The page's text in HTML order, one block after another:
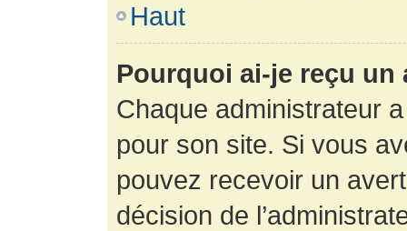
Haut
Pourquoi ai-je reçu un
Chaque administrateur
pour son site. Si vous
pouvez recevoir un
décision de